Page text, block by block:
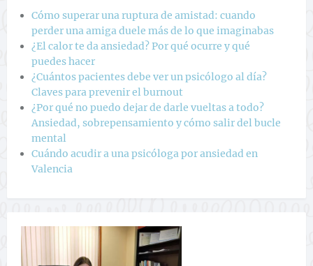
Cómo superar una ruptura de amistad: cuando
perder una amiga duele más de lo que imaginabas
¿El calor te da ansiedad? Por qué ocurre y qué
puedes hacer
¿Cuántos pacientes debe ver un psicólogo al día?
Claves para prevenir el burnout
¿Por qué no puedo dejar de darle vueltas a todo?
Ansiedad, sobrepensamiento y cómo salir del bucle
mental
Cuándo acudir a una psicóloga por ansiedad en
Valencia